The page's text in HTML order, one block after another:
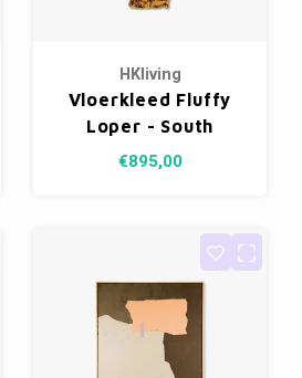
HKliving
Vloerkleed Fluffy
Loper - South
Beach 80 x 360 cm
€895,00